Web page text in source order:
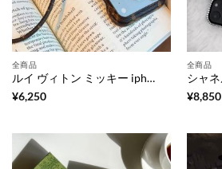
全商品
ルイ ヴィトン ミッキー iphone18pro/18promax/17 ケース ストラップ 付き iphone17pro/17promax ケース ブランド アイフォン16/16プロ ケース レザー ブランド iphone15/14 ケース 大人 可愛い iphone14pro ケース モノグラム
¥6,250
全商品
¥8,850